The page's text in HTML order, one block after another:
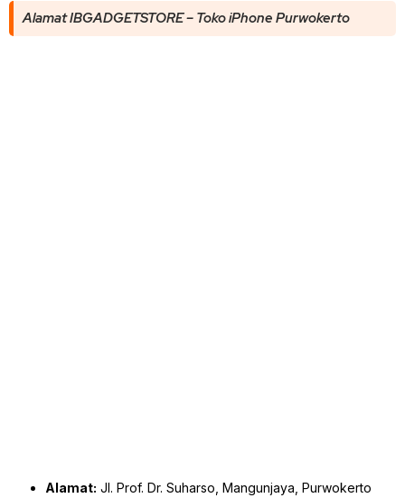
Alamat IBGADGETSTORE – Toko iPhone Purwokerto
Alamat: Jl. Prof. Dr. Suharso, Mangunjaya, Purwokerto